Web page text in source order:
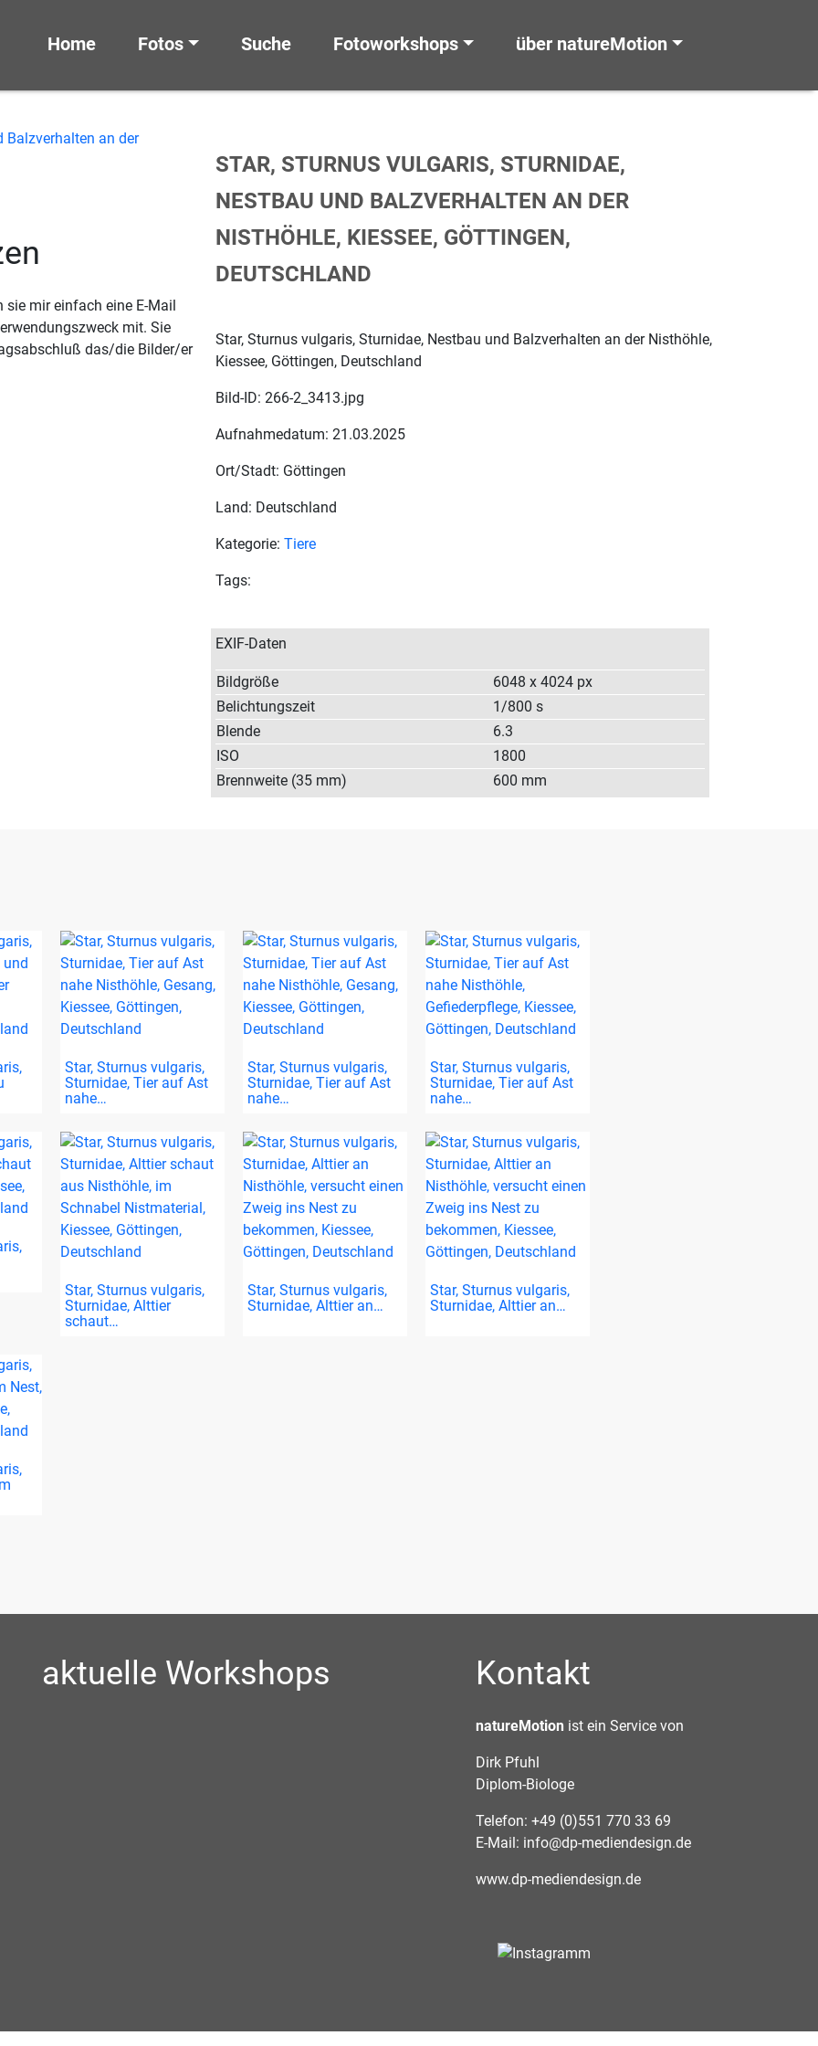
Home Fotos Suche Fotoworkshops über natureMotion
mir einfach eine E-Mail
mit. Sie
das/die Bilder/er
STAR, STURNUS VULGARIS, STURNIDAE,
NESTBAU UND BALZVERHALTEN AN DER
NISTHÖHLE, KIESSEE, GÖTTINGEN,
DEUTSCHLAND
Star, Sturnus vulgaris, Sturnidae, Nestbau und Balzverhalten an der Nisthöhle,
Kiessee, Göttingen, Deutschland
Bild-ID: 266-2_3413.jpg
Aufnahmedatum: 21.03.2025
Ort/Stadt: Göttingen
Land: Deutschland
Kategorie: Tiere
Tags:
EXIF-Daten
Bildgröße
6048 x 4024 px
Belichtungszeit
1/800 s
Blende
6.3
ISO
1800
Brennweite (35 mm)
600 mm
Star, Sturnus vulgaris,
Sturnidae, Tier auf Ast
nahe…
Star, Sturnus vulgaris,
Sturnidae, Tier auf Ast
nahe…
Star, Sturnus vulgaris,
Sturnidae, Tier auf Ast
nahe…
Star, Sturnus vulgaris,
Sturnidae, Alttier
schaut…
Star, Sturnus vulgaris,
Sturnidae, Alttier an…
Star, Sturnus vulgaris,
Sturnidae, Alttier an…
aktuelle Workshops Kontakt
natureMotion ist ein Service von
Dirk Pfuhl
Diplom-Biologe
Telefon: +49 (0)551 770 33 69
E-Mail: info@dp-mediendesign.de
www.dp-mediendesign.de